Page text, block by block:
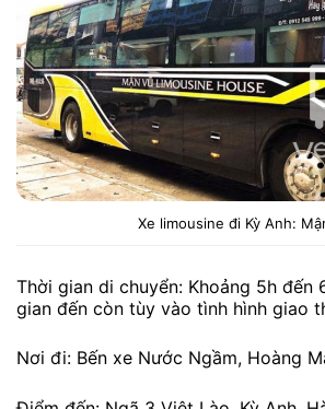
Xe limousine đi Kỳ Anh:
Thời gian di chuyển: Khoảng 5h đến
gian đến còn tùy vào tình hình giao
Nơi đi: Bến xe Nước Ngầm, Hoàng